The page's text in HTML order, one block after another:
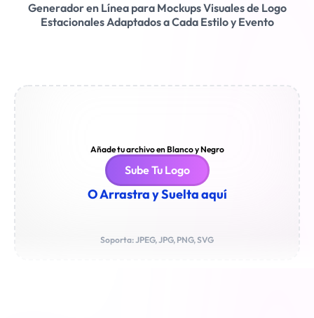
Generador en Línea para Mockups Visuales de Logo
EstacionalesAdaptados a Cada Estilo y Evento
Añade tu archivo en Blanco y Negro
Sube Tu Logo
O Arrastra y Suelta aquí
Soporta: JPEG, JPG, PNG, SVG